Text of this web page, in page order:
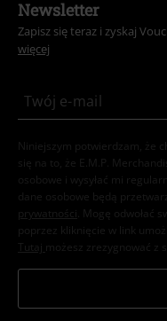
Newsletter
Zapisz się teraz i zyskaj
więcej
Niniejszym potwierdzam, że
się na to, że E.M.P.
osobowe i wysyłać mi
dane osobowe będą
prywatności . Mogę odwołać
poprzez kliknięcie w link
Tutaj możesz zrezygnować z